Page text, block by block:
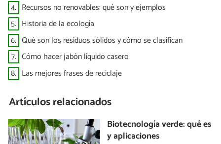
4. Recursos no renovables: qué son y ejemplos
5. Historia de la ecología
6. Qué son los residuos sólidos y cómo se clasifican
7. Cómo hacer jabón líquido casero
8. Las mejores frases de reciclaje
Artículos relacionados
Biotecnología verde: qué es
y aplicaciones